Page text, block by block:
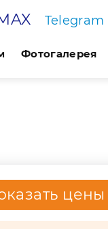
Telegram
Фотогалерея
цены